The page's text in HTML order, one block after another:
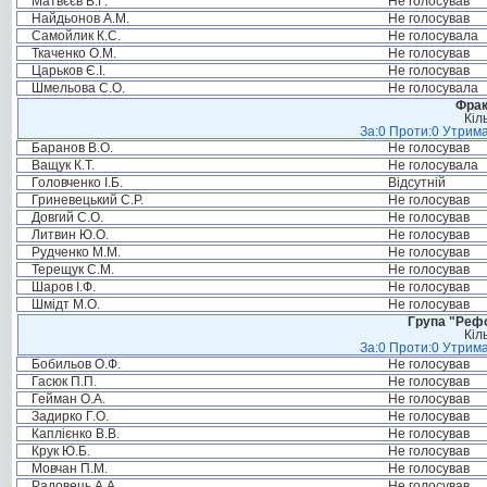
Найдьонов А.М.
Не голосував
Самойлик К.С.
Не голосувала
Ткаченко О.М.
Не голосував
Царьков Є.І.
Не голосував
Шмельова С.О.
Не голосувала
За:0 Проти:0
Баранов В.О.
Не голосував
Ващук К.Т.
Не голосувала
Головченко І.Б.
Відсутній
Гриневецький С.Р.
Не голосував
Довгий С.О.
Не голосував
Литвин Ю.О.
Не голосував
Рудченко М.М.
Не голосував
Терещук С.М.
Не голосував
Шаров І.Ф.
Не голосував
Шмідт М.О.
Не голосував
Група
За:0 Проти:0
Бобильов О.Ф.
Не голосував
Гасюк П.П.
Не голосував
Гейман О.А.
Не голосував
Задирко Г.О.
Не голосував
Каплієнко В.В.
Не голосував
Крук Ю.Б.
Не голосував
Мовчан П.М.
Не голосував